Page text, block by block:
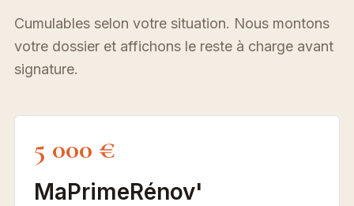
Cumulables selon votre situation. Nous montons
votre dossier et affichons le reste à charge avant
signature.
5 000 €
MaPrimeRénov'